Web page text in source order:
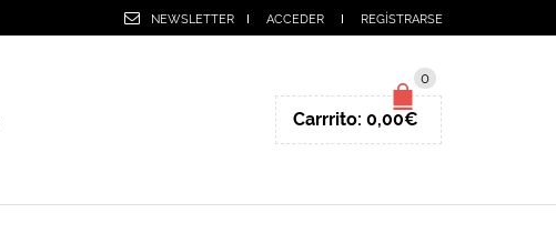
NEWSLETTER ACCEDER REGÍSTRARSE
0
Carrrito: 0,00€